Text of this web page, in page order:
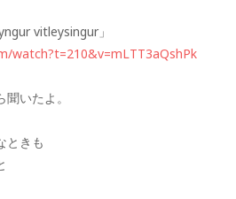
vitleysingur」
watch?t=210&v=mLTT3aQshPk
いたよ。
ときも